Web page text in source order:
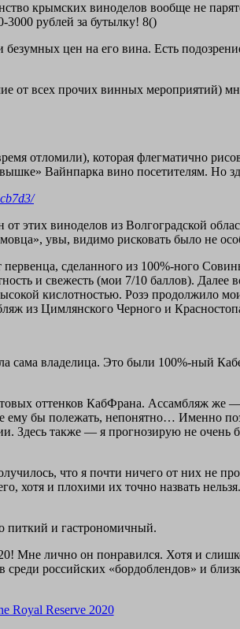
крымских виноделов вообще не
3000 рублей за бутылку! 8()
цен на его вина. Есть
всех прочих винных мероприятий)
отломили), которая флегматично
Вайнпарка вино посетителям. Но
этих виноделов из Волгоградской
увы, видимо рисковать было не
сделанного из 100%-ного
и свежесть (мои 7/10 баллов).
кислотностью. Розэ продолжило
из Цимлянского Черного и
сама владелица. Это были 100%-ный
оттенков КабФрана. Ассамбляж
бы полежать, непонятно… Именно
Здесь также — я прогнозирую не очень
что я почти ничего от них не
хотя и плохими их точно назвать
питкий и гастрономичный.
Мне лично он понравился. Хотя и
российских «бордоблендов» и